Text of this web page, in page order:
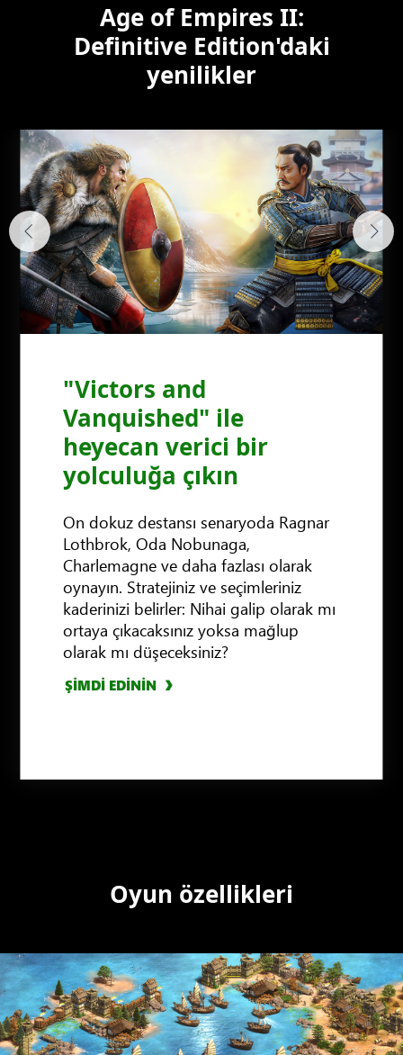
Age of Empires II:
Definitive Edition'daki
yenilikler
"Victors and
Vanquished" ile
heyecan verici bir
yolculuğa çıkın
On dokuz destansı senaryoda Ragnar
Lothbrok, Oda Nobunaga,
Charlemagne ve daha fazlası olarak
oynayın. Stratejiniz ve seçimleriniz
kaderinizi belirler: Nihai galip olarak mı
ortaya çıkacaksınız yoksa mağlup
olarak mı düşeceksiniz?
ŞİMDİ EDİNİN
ŞİMDİ EDİNİN
ŞİMDİ EDİNİN
ŞİMDİ EDİNİN
Oyun özellikleri